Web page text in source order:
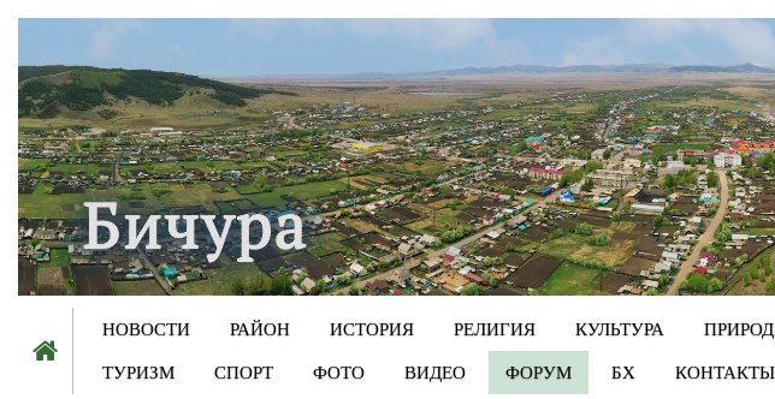
НОВОСТИ РАЙОН ИСТОРИЯ РЕЛИГИЯ КУЛЬТУРА
ТУРИЗМ СПОРТ ФОТО ВИДЕО ФОРУМ БХ КОНТАКТЫ